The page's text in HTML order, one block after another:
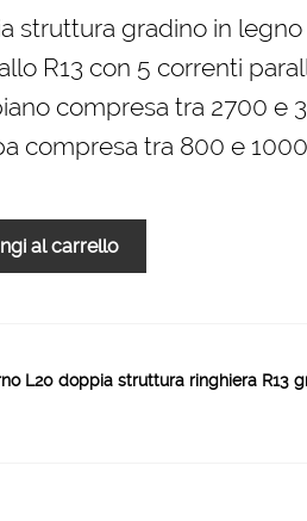
€.
attuale
è:
2.948,00 €.
struttura gradino in legno
R13 con 5 correnti
compresa tra 2700 e
compresa tra 800 e
al carrello
L20 doppia struttura ringhiera R13